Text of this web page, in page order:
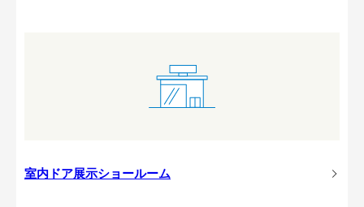
室内ドア展示ショールーム